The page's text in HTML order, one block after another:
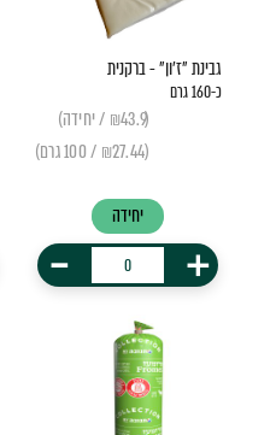
גבינת "ז'ון" - ברקנית
כ-160 גרם
(₪43.9 / יחידה)
(₪27.44 / 100 גרם)
יחידה
+
-